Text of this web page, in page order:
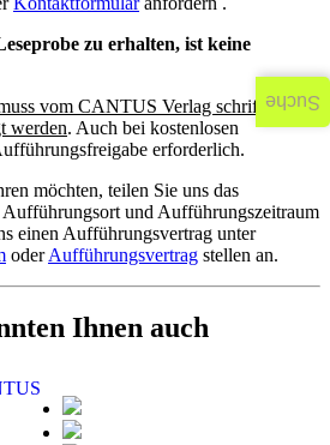
zu erhalten, ist keine
vom CANTUS Verlag schriftlich
werden. Auch bei kostenlosen
erforderlich.
möchten, teilen Sie uns das
Aufführungsort und Aufführungszeitraum
einen Aufführungsvertrag unter
oderAufführungsvertrag stellen an.
Ihnen auch
Suche